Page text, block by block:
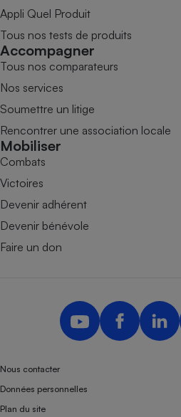
Appli Quel Produit
Tous nos tests de produits
Accompagner
Tous nos comparateurs
Nos services
Soumettre un litige
Rencontrer une association locale
Mobiliser
Combats
Victoires
Devenir adhérent
Devenir bénévole
Faire un don
Nous contacter
Données personnelles
Plan du site